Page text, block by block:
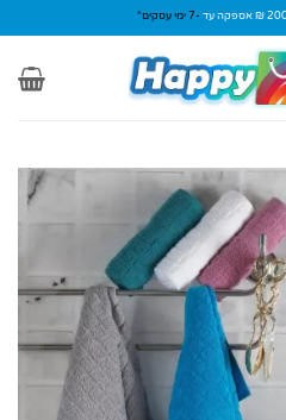
-7 ימי עסקים*